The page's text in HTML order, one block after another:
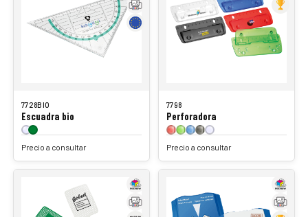
7728BIO
Escuadra bio
Precio a consultar
7798
Perforadora
Precio a consultar